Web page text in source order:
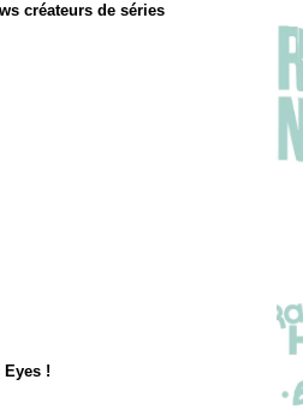
créateurs de séries
Eyes !